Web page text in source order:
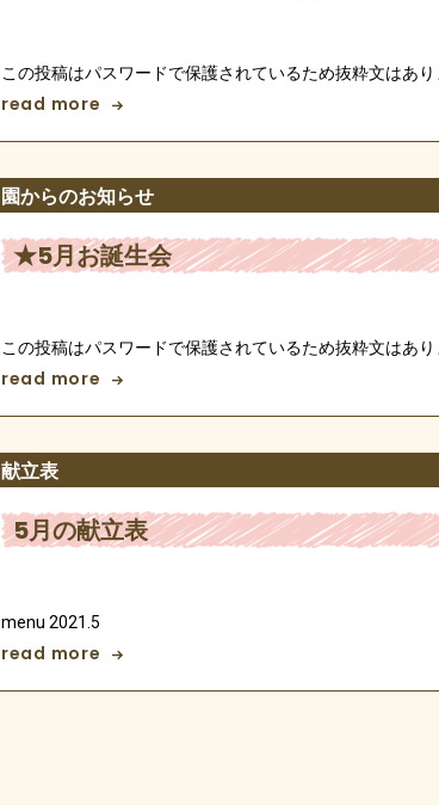
この投稿はパスワードで保護されているため抜粋文はあり
read more
園からのお知らせ
★5月お誕生会
この投稿はパスワードで保護されているため抜粋文はあり
read more
献立表
5月の献立表
menu 2021.5
read more